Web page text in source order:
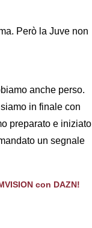
Però la Juve non
anche perso.
in finale con
preparato e iniziato
un segnale
con DAZN!